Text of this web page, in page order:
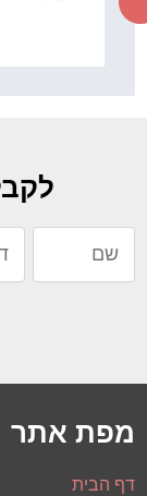
מפת אתר
דף הבית